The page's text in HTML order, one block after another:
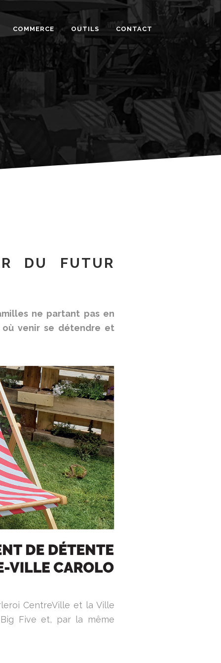
COMMERCE OUTILS CONTACT
DU FUTUR
ne partant pas en
venir se détendre et
CentreVille et la Ville
Five et, par la même